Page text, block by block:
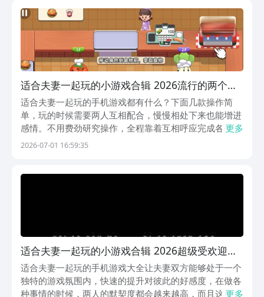
适合夫妻一起玩的小游戏合辑 2026流行的两个人
游戏介绍
适合夫妻一起玩的手机游戏都有什么？下面几款操作简
单，玩的时候需要两人互相配合，慢慢相处下来也能增进
感情。不用费劲研究操作，全程靠着互相呼应完成各类小
事，刚好解决找不到合适双人内容的麻烦，借着各类协作
备食...
更多
2026-07-01 16:59:35
适合夫妻一起玩的小游戏合辑 2026超级受欢迎的
夫妻游戏推荐
适合夫妻一起玩的手机游戏大全让夫妻双方能够处于一个
独特的游戏氛围内，快速的提升对彼此的好感度，在做各
种事情的时候，两人的默契度都会越来越高，而且这类的
更多